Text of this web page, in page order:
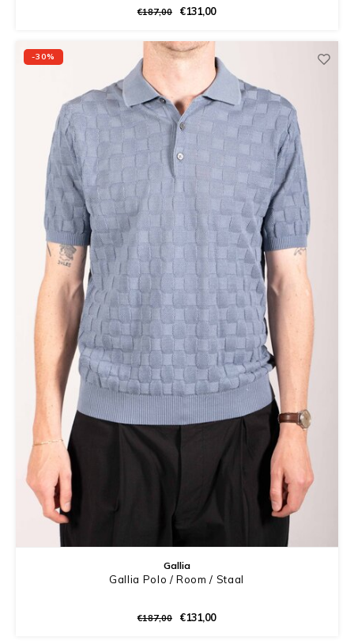
€187,00 €131,00
-30%
Gallia
Gallia Polo / Room / Staal
€187,00 €131,00